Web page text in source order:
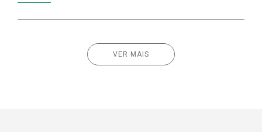
VER MAIS